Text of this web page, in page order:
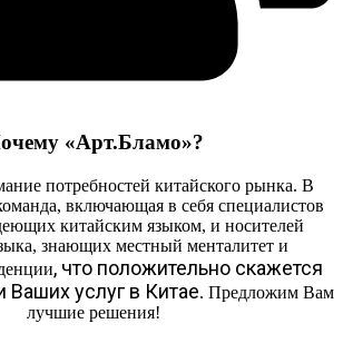
«Арт.Бламо»?
потребностей китайского рынка. В
включающая в себя специалистов
китайским языком, и носителей
знающих местный менталитет и
, что положительно скажется
услуг в Китае. Предложим Вам
лучшие решения!